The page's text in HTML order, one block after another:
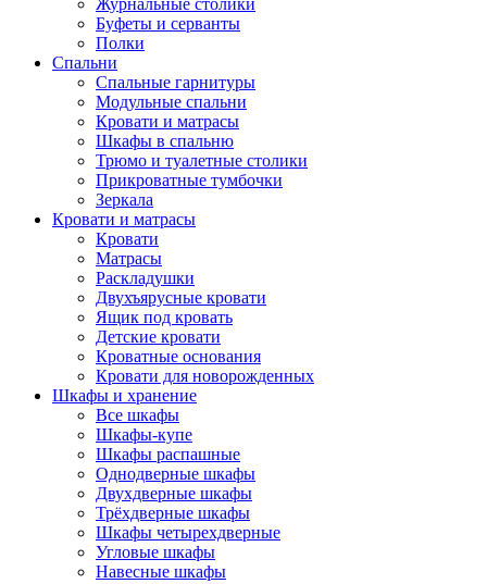
Журнальные столики
Буфеты и серванты
Полки
Спальни
Спальные гарнитуры
Модульные спальни
Кровати и матрасы
Шкафы в спальню
Трюмо и туалетные столики
Прикроватные тумбочки
Зеркала
Кровати и матрасы
Кровати
Матрасы
Раскладушки
Двухъярусные кровати
Ящик под кровать
Детские кровати
Кроватные основания
Кровати для новорожденных
Шкафы и хранение
Все шкафы
Шкафы-купе
Шкафы распашные
Однодверные шкафы
Двухдверные шкафы
Трёхдверные шкафы
Шкафы четырехдверные
Угловые шкафы
Навесные шкафы